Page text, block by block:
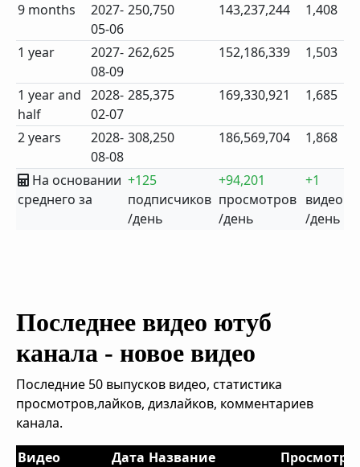
9 months
2027-
05-06
250,750 143,237,244 1,408
1 year
2027-
08-09
262,625 152,186,339 1,503
1 year and
half
2028-
02-07
285,375 169,330,921 1,685
2 years
2028-
08-08
308,250 186,569,704 1,868
На основании
среднего за
+125
подписчиков
/день
+94,201
просмотров
/день
+1
видео
/день
Последнее видео ютуб
канала - новое видео
Последние 50 выпусков видео, статистика
просмотров,лайков, дизлайков, комментариев
канала.
Видео
Дата Название